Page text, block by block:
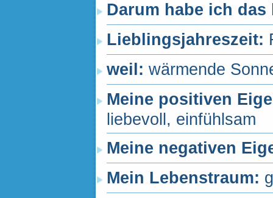
Darum habe ich
Lieblingsjahreszeit:
weil: wärmende
Meine positiven
liebevoll, einfühlsam
Meine negativen
Mein Lebenstraum: